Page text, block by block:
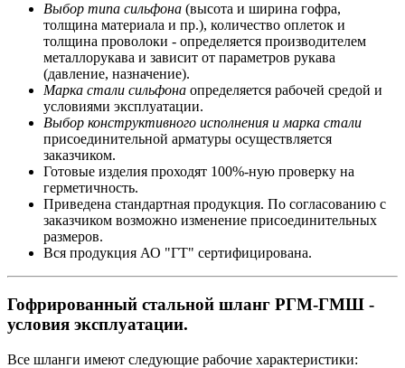
Выбор типа сильфона (высота и ширина гофра,
толщина материала и пр.), количество оплеток и
толщина проволоки - определяется производителем
металлорукава и зависит от параметров рукава
(давление, назначение).
Марка стали сильфона определяется рабочей средой и
условиями эксплуатации.
Выбор конструктивного исполнения и марка стали
присоединительной арматуры осуществляется
заказчиком.
Готовые изделия проходят 100%-ную проверку на
герметичность.
Приведена стандартная продукция. По согласованию с
заказчиком возможно изменение присоединительных
размеров.
Вся продукция АО "ГТ" сертифицирована.
Гофрированный стальной шланг РГМ-ГМШ -
условия эксплуатации.
Все шланги имеют следующие рабочие характеристики: